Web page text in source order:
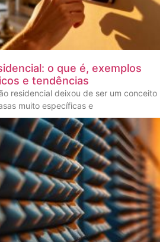
o que é, exemplos
e tendências
residencial deixou de ser um conceito
muito específicas e